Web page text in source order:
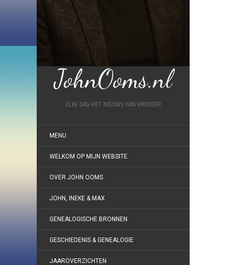
JohnOoms.nl
ELKE DAG HET NIEUWS VAN VROEGER
MENU
WELKOM OP MIJN WEBSITE
OVER JOHN OOMS
JOHN, INEKE & MAX
GENEALOGISCHE BRONNEN
GESCHIEDENIS & GENEALOGIE
JAAROVERZICHTEN